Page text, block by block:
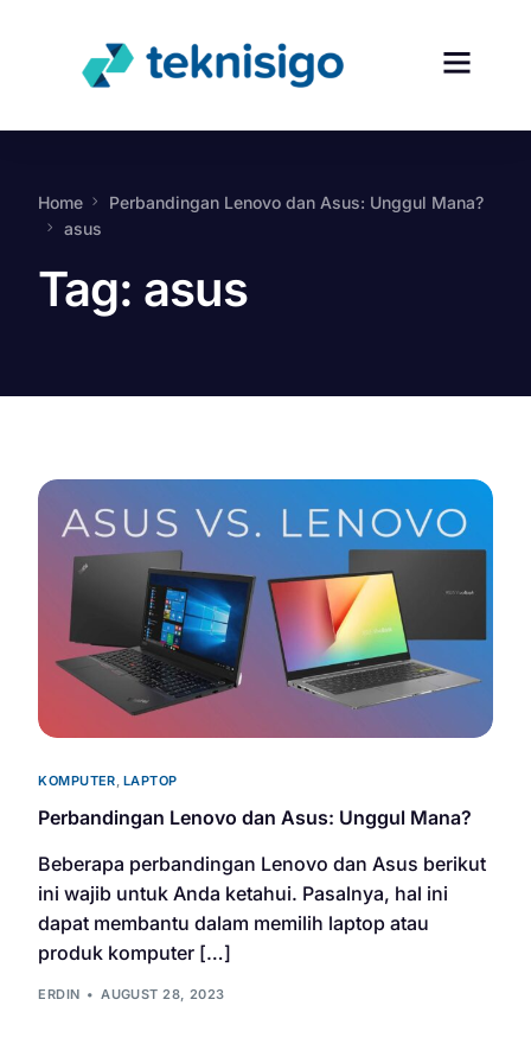
Home
Perbandingan Lenovo dan Asus: Unggul Mana?
asus
Tag: asus
KOMPUTER, LAPTOP
Perbandingan Lenovo dan Asus: Unggul Mana?
Beberapa perbandingan Lenovo dan Asus berikut
ini wajib untuk Anda ketahui. Pasalnya, hal ini
dapat membantu dalam memilih laptop atau
produk komputer […]
ERDIN AUGUST 28, 2023